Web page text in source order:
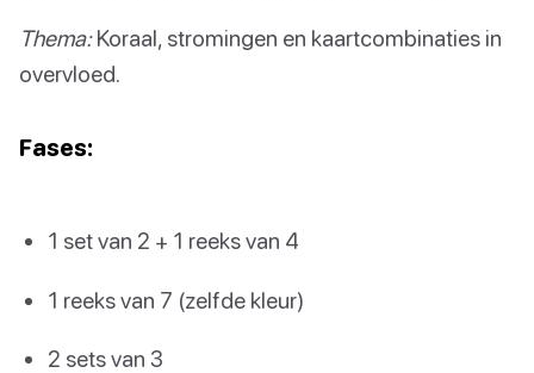
Thema:Koraal, stromingen en kaartcombinaties in
overvloed.
Fases:
1 set van 2 + 1 reeks van 4
1 reeks van 7 (zelfde kleur)
2 sets van 3